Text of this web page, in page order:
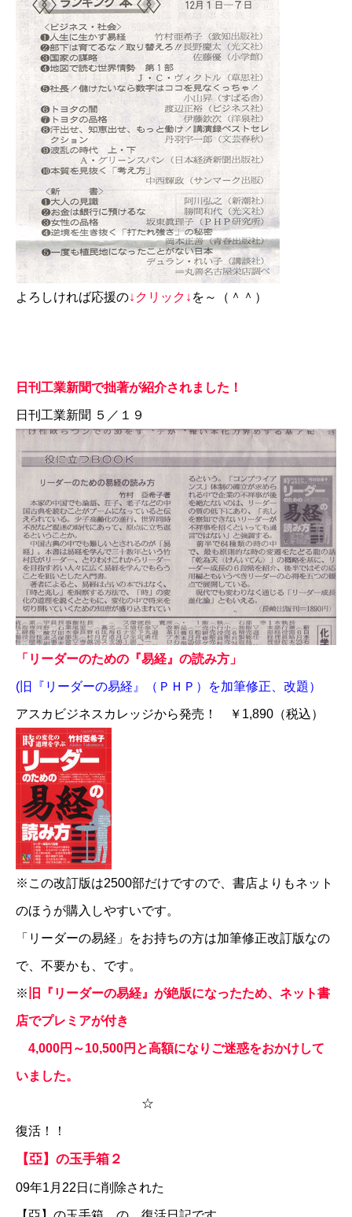
よろしければ応援の↓クリック↓ を～（＾＾）
日刊工業新聞で拙著が紹介されました！
日刊工業新聞 ５／１９
「リーダーのための『易経』の読み方」
(旧『リーダーの易経』（ＰＨＰ）を加筆修正、改題）
アスカビジネスカレッジから発売！ ￥1,890（税込）
※この改訂版は2500部だけですので、書店よりもネット
のほうが購入しやすいです。
「リーダーの易経」をお持ちの方は加筆修正改訂版なの
で、不要かも、です。
※ 旧『リーダーの易経』が絶版になったため、ネット書
店でプレミアが付き
4,000円～10,500円と高額になりご迷惑をおかけして
いました。
☆
復活！！
【亞】の玉手箱２
09年1月22日に削除された